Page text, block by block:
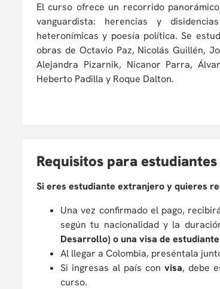
El curso ofrece un recorrido
vanguardista: herencias y
heteronímicas y poesía política. Se
obras de Octavio Paz, Nicolás Guillén,
Alejandra Pizarnik, Nicanor Parra,
Heberto Padilla y Roque Dalton.
Requisitos para
Si eres estudiante extranjero y quieres
Una vez confirmado el pago,
según tu nacionalidad y la
Desarrollo) o una visa de estudiante
Al llegar a Colombia, preséntala
Si ingresas al país con visa, debe
curso.